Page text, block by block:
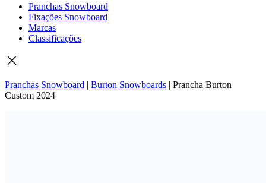
Pranchas Snowboard
Fixações Snowboard
Marcas
Classificações
Pranchas Snowboard | Burton Snowboards | Prancha Burton
Custom 2024